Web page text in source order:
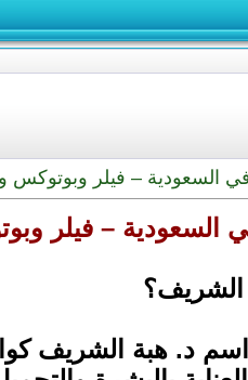
– فيلر وبوتوكس
– فيلر
اسم د. هبة الشريف